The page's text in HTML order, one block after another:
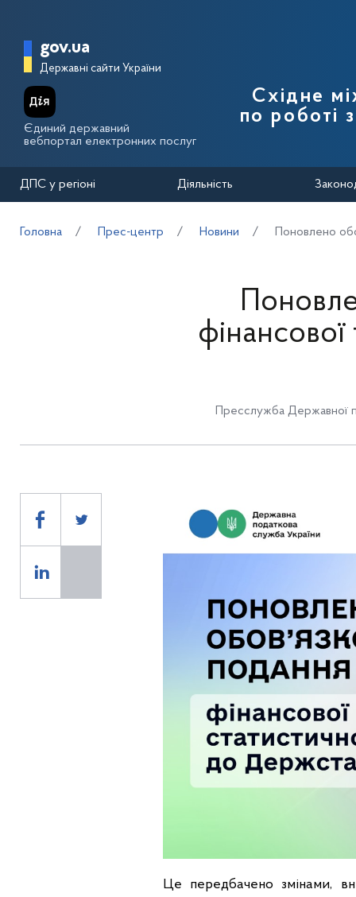
Головна сторінка Державної
gov.ua
Державні сайти України
Єдиний державний
вебпортал електронних послуг
Східне
по роботі
ДПС у регіоні Діяльність
Головна Прес-центр Новини Поновлено
фінансової
Пресслужба Державної
Це передбачено змінами,